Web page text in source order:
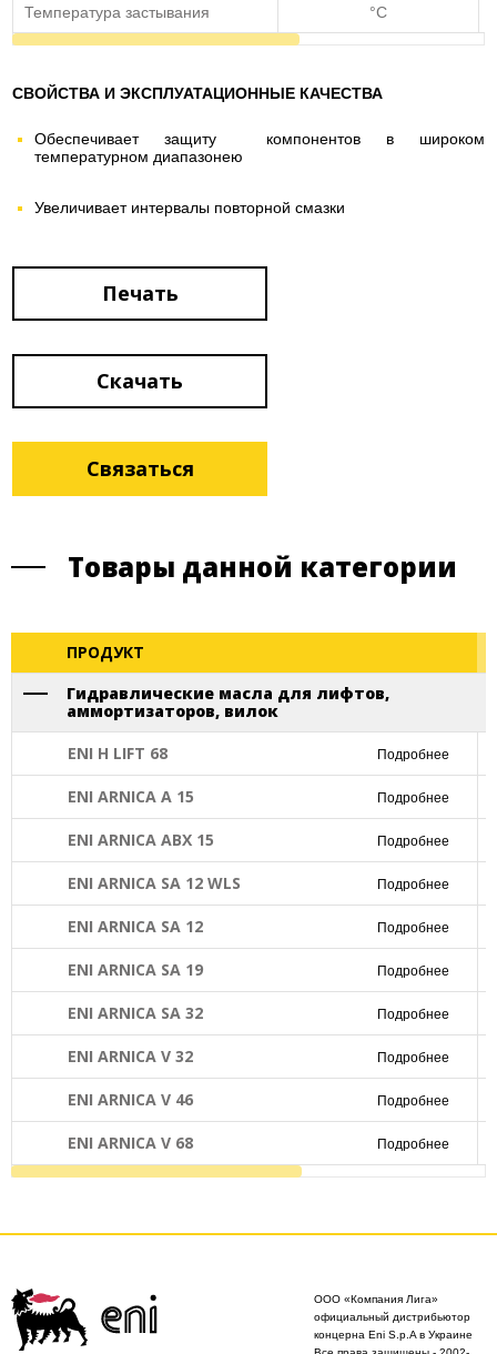
Температура застывания °C
СВОЙСТВА И ЭКСПЛУАТАЦИОННЫЕ КАЧЕСТВА
Обеспечивает защиту компонентов в широком
температурном диапазонею
Увеличивает интервалы повторной смазки
Печать
Скачать
Связаться
Товары данной категории
ПРОДУКТ
Гидравлические масла для лифтов,
аммортизаторов, вилок
ENI H LIFT 68
Подробнее
ENI ARNICA A 15 Подробнее
ENI ARNICA ABX 15 Подробнее
ENI ARNICA SA 12 WLS Подробнее
ENI ARNICA SA 12 Подробнее
ENI ARNICA SA 19 Подробнее
ENI ARNICA SA 32 Подробнее
ENI ARNICA V 32 Подробнее
ENI ARNICA V 46 Подробнее
ENI ARNICA V 68 Подробнее
ООО «Компания Лига»
официальный дистрибьютор
концерна Eni S.p.A в Украине